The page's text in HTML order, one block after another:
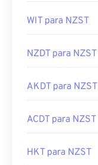
WIT para NZST
NZDT para NZST
AKDT para NZST
ACDT para NZST
HKT para NZST